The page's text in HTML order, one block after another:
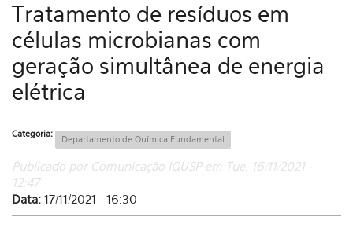
Tratamento de resíduos em
células microbianas com
geração simultânea de energia
elétrica
Categoria: Departamento de Química Fundamental
Publicado por Comunicação IQUSP em Tue, 16/11/2021 -
12:47
Data: 17/11/2021 - 16:30